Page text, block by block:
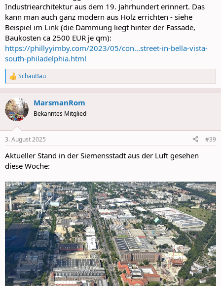
Industriearchitektur aus dem 19. Jahrhundert erinnert. Das
kann man auch ganz modern aus Holz errichten - siehe
Beispiel im Link (die Dämmung liegt hinter der Fassade,
Baukosten ca 2500 EUR je qm):
https://phillyyimby.com/2023/05/con...street-in-bella-vista-
south-philadelphia.html
R
e
a
c
t
i
s
SchauBau
MarsmanRom
Bekanntes Mitglied
3. August 2025 #39
Aktueller Stand in der Siemensstadt aus der Luft gesehen
diese Woche: